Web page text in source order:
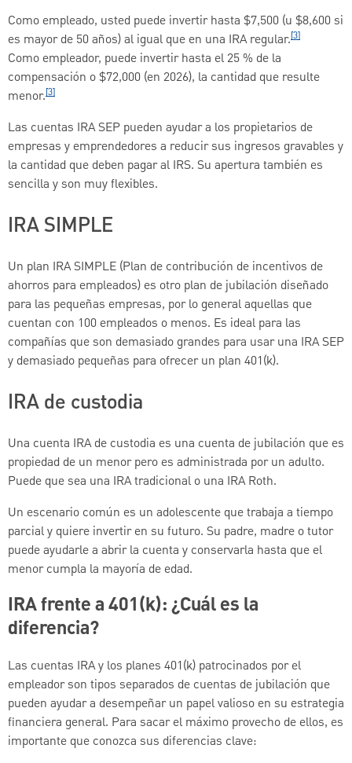
Como empleado, usted puede invertir hasta $7,500 (u $8,600 si
es mayor de 50 años) al igual que en una IRA regular.[3]
Como empleador, puede invertir hasta el 25 % de la
compensación o $72,000 (en 2026), la cantidad que resulte
menor.[3]
Las cuentas IRA SEP pueden ayudar a los propietarios de
empresas y emprendedores a reducir sus ingresos gravables y
la cantidad que deben pagar al IRS. Su apertura también es
sencilla y son muy flexibles.
IRA SIMPLE
Un plan IRA SIMPLE (Plan de contribución de incentivos de
ahorros para empleados) es otro plan de jubilación diseñado
para las pequeñas empresas, por lo general aquellas que
cuentan con 100 empleados o menos. Es ideal para las
compañías que son demasiado grandes para usar una IRA SEP
y demasiado pequeñas para ofrecer un plan 401(k).
IRA de custodia
Una cuenta IRA de custodia es una cuenta de jubilación que es
propiedad de un menor pero es administrada por un adulto.
Puede que sea una IRA tradicional o una IRA Roth.
Un escenario común es un adolescente que trabaja a tiempo
parcial y quiere invertir en su futuro. Su padre, madre o tutor
puede ayudarle a abrir la cuenta y conservarla hasta que el
menor cumpla la mayoría de edad.
IRA frente a 401(k): ¿Cuál es la
diferencia?
Las cuentas IRA y los planes 401(k) patrocinados por el
empleador son tipos separados de cuentas de jubilación que
pueden ayudar a desempeñar un papel valioso en su estrategia
financiera general. Para sacar el máximo provecho de ellos, es
importante que conozca sus diferencias clave: